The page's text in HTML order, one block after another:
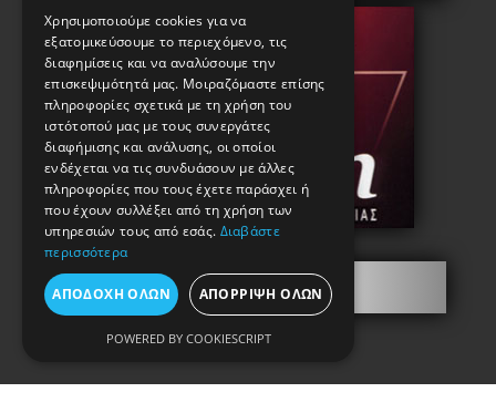
Πληροφορίες
Χρησιμοποιούμε cookies για να
εξατομικεύσουμε το περιεχόμενο, τις
διαφημίσεις και να αναλύσουμε την
επισκεψιμότητά μας. Μοιραζόμαστε επίσης
πληροφορίες σχετικά με τη χρήση του
ιστότοπού μας με τους συνεργάτες
διαφήμισης και ανάλυσης, οι οποίοι
ενδέχεται να τις συνδυάσουν με άλλες
πληροφορίες που τους έχετε παράσχει ή
που έχουν συλλέξει από τη χρήση των
υπηρεσιών τους από εσάς. Διαβάστε
περισσότερα
ΑΠΟΔΟΧΉ ΌΛΩΝ ΑΠΌΡΡΙΨΗ ΌΛΩΝ
POWERED BY COOKIESCRIPT